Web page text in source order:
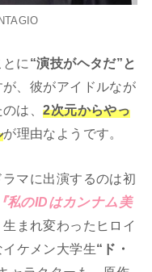
に “演技がヘタだ”と
、彼がアイドルなが
のは、2次元からやっ
が理由なようです。
マに出演するのは初
『私のIDはカンナム美
まれ変わったヒロイ
ケメン大学生“ド・